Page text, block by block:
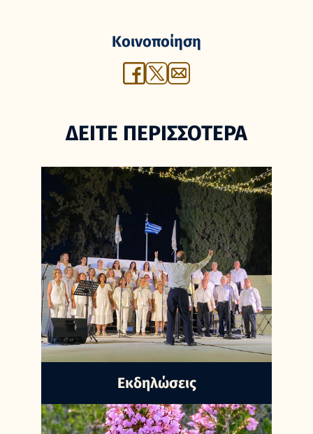
Κοινοποίηση
ΔΕΙΤΕ ΠΕΡΙΣΣΟΤΕΡΑ
Εκδηλώσεις